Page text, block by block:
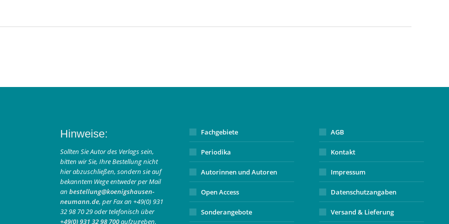
Hinweise:
Sollten Sie Autor des Verlags sein,
bitten wir Sie, Ihre Bestellung nicht
hier abzuschließen, sondern sie auf
bekanntem Wege entweder per Mail
an bestellung@koenigshausen-
neumann.de, per Fax an +49(0) 931
32 98 70 29 oder telefonisch über
+49(0) 931 32 98 700aufzugeben.
Fachgebiete
Periodika
Autorinnen und Autoren
Open Access
Sonderangebote
AGB
Kontakt
Impressum
Datenschutzangaben
Versand & Lieferung